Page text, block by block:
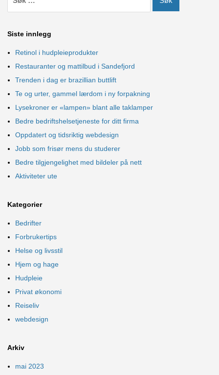
Siste innlegg
Retinol i hudpleieprodukter
Restauranter og mattilbud i Sandefjord
Trenden i dag er brazillian buttlift
Te og urter, gammel lærdom i ny forpakning
Lysekroner er «lampen» blant alle taklamper
Bedre bedriftshelsetjeneste for ditt firma
Oppdatert og tidsriktig webdesign
Jobb som frisør mens du studerer
Bedre tilgjengelighet med bildeler på nett
Aktiviteter ute
Kategorier
Bedrifter
Forbrukertips
Helse og livsstil
Hjem og hage
Hudpleie
Privat økonomi
Reiseliv
webdesign
Arkiv
mai 2023